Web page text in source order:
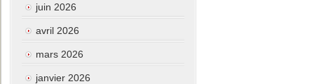
juin 2026
avril 2026
mars 2026
janvier 2026